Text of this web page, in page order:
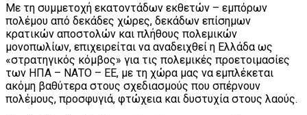
Με τη συμμετοχή εκατοντάδων εκθετών – εμπόρων
πολέμου από δεκάδες χώρες, δεκάδων επίσημων
κρατικών αποστολών και πλήθους πολεμικών
μονοπωλίων, επιχειρείται να αναδειχθεί η Ελλάδα ως
«στρατηγικός κόμβος» για τις πολεμικές προετοιμασίες
των ΗΠΑ – ΝΑΤΟ – ΕΕ, με τη χώρα μας να εμπλέκεται
ακόμη βαθύτερα στους σχεδιασμούς που σπέρνουν
πολέμους, προσφυγιά, φτώχεια και δυστυχία στους λαούς.